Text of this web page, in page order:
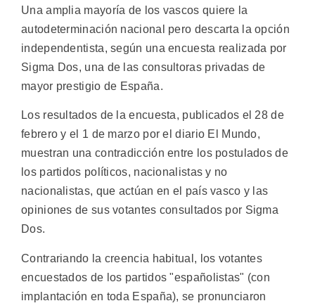
Una amplia mayoría de los vascos quiere la
autodeterminación nacional pero descarta la opción
independentista, según una encuesta realizada por
Sigma Dos, una de las consultoras privadas de
mayor prestigio de España.
Los resultados de la encuesta, publicados el 28 de
febrero y el 1 de marzo por el diario El Mundo,
muestran una contradicción entre los postulados de
los partidos políticos, nacionalistas y no
nacionalistas, que actúan en el país vasco y las
opiniones de sus votantes consultados por Sigma
Dos.
Contrariando la creencia habitual, los votantes
encuestados de los partidos "españolistas" (con
implantación en toda España), se pronunciaron